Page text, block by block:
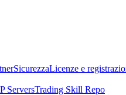
SicurezzaLicenze e
ServersTrading Skill Repo